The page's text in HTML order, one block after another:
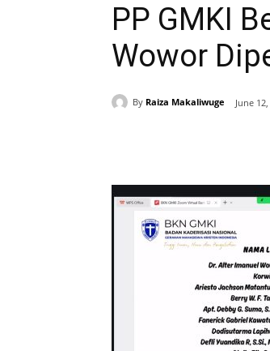
​PP GMKI
Wowor
By Raiza Makaliwuge June